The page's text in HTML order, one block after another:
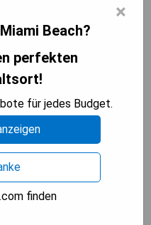
South Beach, ein
2019 eröffnet und
×
Beach?
perfekten
für jedes Budget.
finden